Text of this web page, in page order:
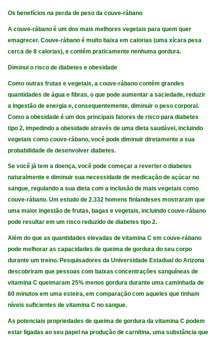
Os benefícios na perda de peso da couve-rábano
A couve-rábano é um dos mais melhores vegetais para quem quer
emagrecer. Couve-rábano é muito baixa em calorias (uma xícara pesa
cerca de 8 calorias), e contém praticamente nenhuma gordura.
Diminui o risco de diabetes e obesidade
Como outras frutas e vegetais, a couve-rábano contém grandes
quantidades de água e fibras, o que pode aumentar a saciedade, reduzir
a ingestão de energia e, consequentemente, diminuir o peso corporal.
Como a obesidade é um dos principais fatores de risco para diabetes
tipo 2, impedindo a obesidade através de uma dieta saudável, incluindo
vegetais como couve-rábano, você pode diminuir diretamente a sua
probabilidade de desenvolver diabetes.
Se você já tem a doença, você pode começar a reverter o diabetes
naturalmente e diminuir sua necessidade de medicação de açúcar no
sangue, regulando a sua dieta com a inclusão de mais vegetais como
couve-rábano. Um estudo de 2.332 homens finlandeses mostraram que
uma maior ingestão de frutas, bagas e vegetais, incluindo couve-rábano
pode resultar em um risco reduzido de diabetes tipo 2.
Além do que as quantidades elevadas de vitamina C em couve-rábano
pode melhorar as capacidades de queima de gordura do seu corpo
durante um treino. Pesquisadores da Universidade Estadual do Arizona
descobriram que pessoas com baixas concentrações sanguíneas de
vitamina C queimaram 25% menos gordura durante uma caminhada de
60 minutos em uma esteira, em comparação com aqueles que tinham
níveis suficientes de vitamina C no sangue.
As potenciais propriedades de queima de gordura da vitamina C podem
estar ligadas ao seu papel na produção de carnitina, uma substância que